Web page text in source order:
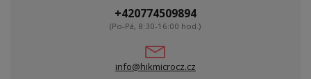
+420774509894
(Po-Pá, 8:30-16:00 hod.)
info@hikmicrocz.cz